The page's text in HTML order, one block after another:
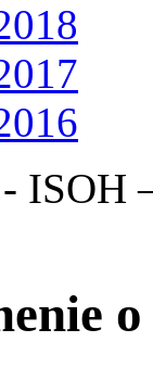
- ISOH